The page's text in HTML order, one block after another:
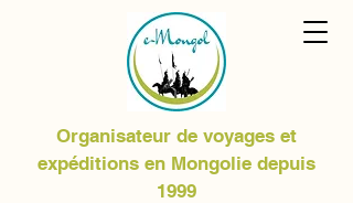
Organisateur de voyages et
expéditions en Mongolie depuis
1999